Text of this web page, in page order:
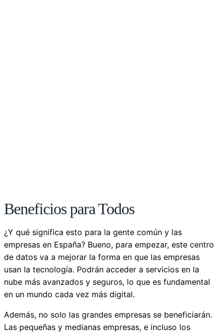
Beneficios para Todos
¿Y qué significa esto para la gente común y las
empresas en España? Bueno, para empezar, este centro
de datos va a mejorar la forma en que las empresas
usan la tecnología. Podrán acceder a servicios en la
nube más avanzados y seguros, lo que es fundamental
en un mundo cada vez más digital.
Además, no solo las grandes empresas se beneficiarán.
Las pequeñas y medianas empresas, e incluso los